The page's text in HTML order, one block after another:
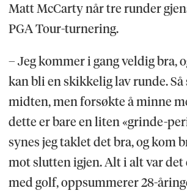
Matt McCarty når tre runder
PGA Tour-turnering.
– Jeg kommer i gang veldig bra,
kan bli en skikkelig lav runde.
midten, men forsøkte å minne
dette er bare en liten «grinde-
synes jeg taklet det bra, og kom
mot slutten igjen. Alt i alt var det
med golf, oppsummerer 28-